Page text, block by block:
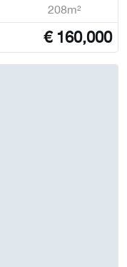
208m²
€ 160,000